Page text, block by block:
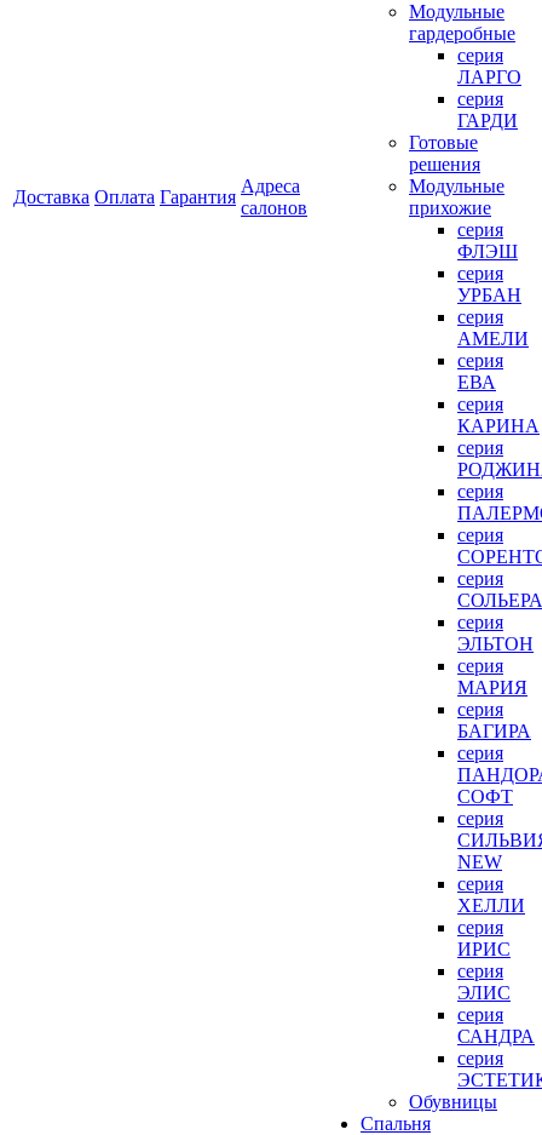
Доставка Оплата Гарантия
Адреса
салонов
Модульные
гардеробные
серия
ЛАРГО
серия
ГАРДИ
Готовые
решения
Модульные
прихожие
серия
ФЛЭШ
серия
УРБАН
серия
АМЕЛИ
серия
ЕВА
серия
КАРИНА
серия
серия
серия
серия
СОЛЬЕРА
серия
ЭЛЬТОН
серия
МАРИЯ
серия
БАГИРА
серия
СОФТ
серия
NEW
серия
ХЕЛЛИ
серия
ИРИС
серия
ЭЛИС
серия
САНДРА
серия
Обувницы
Спальня